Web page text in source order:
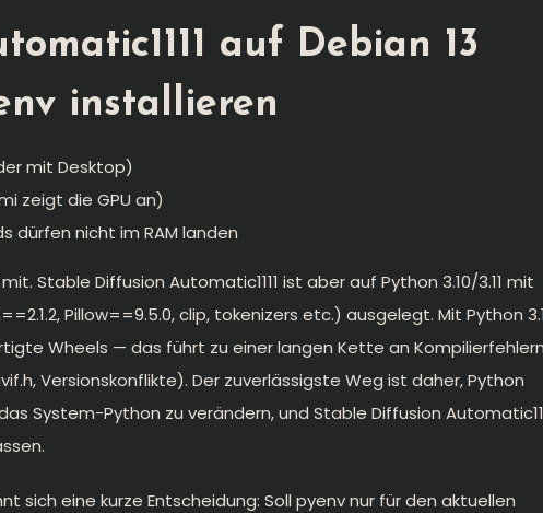
auf Debian 13
installieren
mit Desktop)
zeigt die GPU an)
dürfen nicht im RAM landen
Stable Diffusion Automatic1111 ist aber auf Python 3.10/3.11 mit
Pillow==9.5.0, clip, tokenizers etc.) ausgelegt. Mit Python
Wheels — das führt zu einer langen Kette an
Versionskonflikte). Der zuverlässigste Weg ist daher, Python
System-Python zu verändern, und Stable Diffusion
sich eine kurze Entscheidung: Soll pyenv nur für den aktuellen